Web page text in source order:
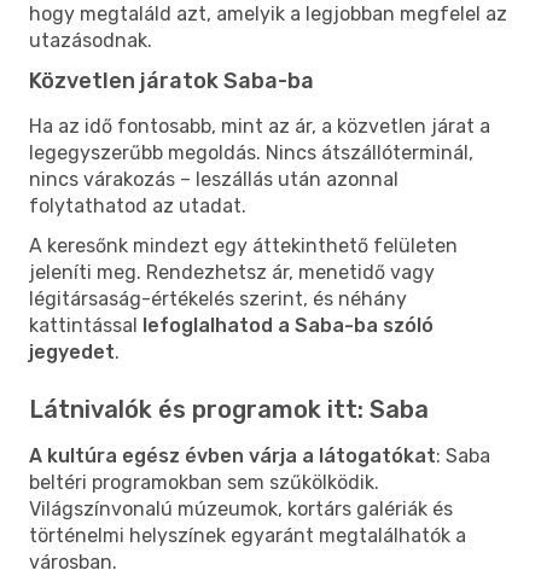
hogy megtaláld azt, amelyik a legjobban megfelel az
utazásodnak.
Közvetlen járatok Saba-ba
Ha az idő fontosabb, mint az ár, a közvetlen járat a
legegyszerűbb megoldás. Nincs átszállóterminál,
nincs várakozás – leszállás után azonnal
folytathatod az utadat.
A keresőnk mindezt egy áttekinthető felületen
jeleníti meg. Rendezhetsz ár, menetidő vagy
légitársaság-értékelés szerint, és néhány
kattintással lefoglalhatod a Saba-ba szóló
jegyedet.
Látnivalók és programok itt: Saba
A kultúra egész évben várja a látogatókat: Saba
beltéri programokban sem szűkölködik.
Világszínvonalú múzeumok, kortárs galériák és
történelmi helyszínek egyaránt megtalálhatók a
városban.